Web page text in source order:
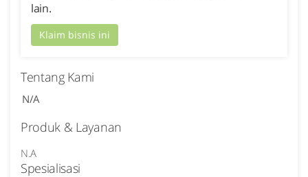
lain.
Klaim bisnis ini
Tentang Kami
N/A
Produk & Layanan
N.A
Spesialisasi